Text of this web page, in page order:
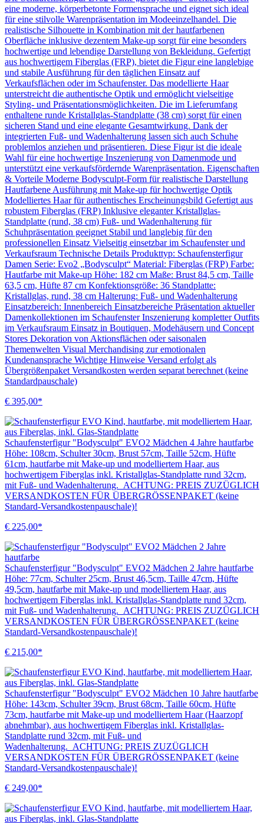
eine moderne, körperbetonte Formensprache und eignet sich ideal
für eine stilvolle Warenpräsentation im Modeeinzelhandel. Die
realistische Silhouette in Kombination mit der hautfarbenen
Oberfläche inklusive dezentem Make-up sorgt für eine besonders
hochwertige und lebendige Darstellung von Bekleidung. Gefertigt
aus hochwertigem Fiberglas (FRP), bietet die Figur eine langlebige
und stabile Ausführung für den täglichen Einsatz auf
Verkaufsflächen oder im Schaufenster. Das modellierte Haar
unterstreicht die authentische Optik und ermöglicht vielseitige
Styling- und Präsentationsmöglichkeiten. Die im Lieferumfang
enthaltene runde Kristallglas-Standplatte (38 cm) sorgt für einen
sicheren Stand und eine elegante Gesamtwirkung. Dank der
integrierten Fuß- und Wadenhalterung lassen sich auch Schuhe
problemlos anziehen und präsentieren. Diese Figur ist die ideale
Wahl für eine hochwertige Inszenierung von Damenmode und
unterstützt eine verkaufsfördernde Warenpräsentation. Eigenschaften
& Vorteile Moderne Bodysculpt-Form für realistische Darstellung
Hautfarbene Ausführung mit Make-up für hochwertige Optik
Modelliertes Haar für authentisches Erscheinungsbild Gefertigt aus
robustem Fiberglas (FRP) Inklusive eleganter Kristallglas-
Standplatte (rund, 38 cm) Fuß- und Wadenhalterung für
Schuhpräsentation geeignet Stabil und langlebig für den
professionellen Einsatz Vielseitig einsetzbar im Schaufenster und
Verkaufsraum Technische Details Produkttyp: Schaufensterfigur
Damen Serie: Evo2 „Bodysculpt“ Material: Fiberglas (FRP) Farbe:
Hautfarbe mit Make-up Höhe: 182 cm Maße: Brust 84,5 cm, Taille
63,5 cm, Hüfte 87 cm Konfektionsgröße: 36 Standplatte:
Kristallglas, rund, 38 cm Halterung: Fuß- und Wadenhalterung
Einsatzbereich: Innenbereich Einsatzbereiche Präsentation aktueller
Damenkollektionen im Schaufenster Inszenierung kompletter Outfits
im Verkaufsraum Einsatz in Boutiquen, Modehäusern und Concept
Stores Dekoration von Aktionsflächen oder saisonalen
Themenwelten Visual Merchandising zur emotionalen
Kundenansprache Wichtige Hinweise Versand erfolgt als
Übergrößenpaket Versandkosten werden separat berechnet (keine
Standardpauschale)
€ 395,00*
Schaufensterfigur "Bodysculpt" EVO2 Mädchen 4 Jahre hautfarbe
Höhe: 108cm, Schulter 30cm, Brust 57cm, Taille 52cm, Hüfte
61cm, hautfarbe mit Make-up und modelliertem Haar, aus
hochwertigem Fiberglas inkl. Kristallglas-Standplatte rund 32cm,
mit Fuß- und Wadenhalterung. ACHTUNG: PREIS ZUZÜGLICH
VERSANDKOSTEN FÜR ÜBERGRÖSSENPAKET (keine
Standard-Versandkostenpauschale)!
€ 225,00*
Schaufensterfigur "Bodysculpt" EVO2 Mädchen 2 Jahre hautfarbe
Höhe: 77cm, Schulter 25cm, Brust 46,5cm, Taille 47cm, Hüfte
49,5cm, hautfarbe mit Make-up und modelliertem Haar, aus
hochwertigem Fiberglas inkl. Kristallglas-Standplatte rund 32cm,
mit Fuß- und Wadenhalterung. ACHTUNG: PREIS ZUZÜGLICH
VERSANDKOSTEN FÜR ÜBERGRÖSSENPAKET (keine
Standard-Versandkostenpauschale)!
€ 215,00*
Schaufensterfigur "Bodysculpt" EVO2 Mädchen 10 Jahre hautfarbe
Höhe: 143cm, Schulter 39cm, Brust 68cm, Taille 60cm, Hüfte
73cm, hautfarbe mit Make-up und modelliertem Haar (Haarzopf
abnehmbar), aus hochwertigem Fiberglas inkl. Kristallglas-
Standplatte rund 32cm, mit Fuß- und
Wadenhalterung. ACHTUNG: PREIS ZUZÜGLICH
VERSANDKOSTEN FÜR ÜBERGRÖSSENPAKET (keine
Standard-Versandkostenpauschale)!
€ 249,00*